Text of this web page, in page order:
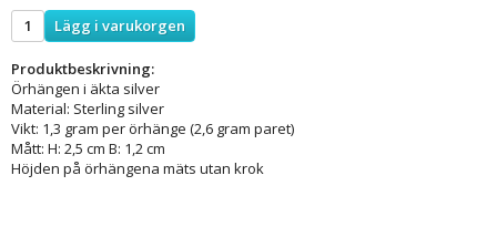
Lägg i varukorgen
Produktbeskrivning:
Örhängen i äkta silver
Material: Sterling silver
Vikt: 1,3 gram per örhänge (2,6 gram paret)
Mått: H: 2,5 cm B: 1,2 cm
Höjden på örhängena mäts utan krok